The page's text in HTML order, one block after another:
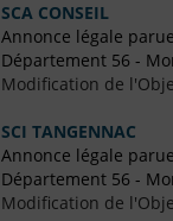
SCA CONSEIL
Annonce légale
Département 56 -
Modification de
SCI TANGENNAC
Annonce légale
Département 56 -
Modification de